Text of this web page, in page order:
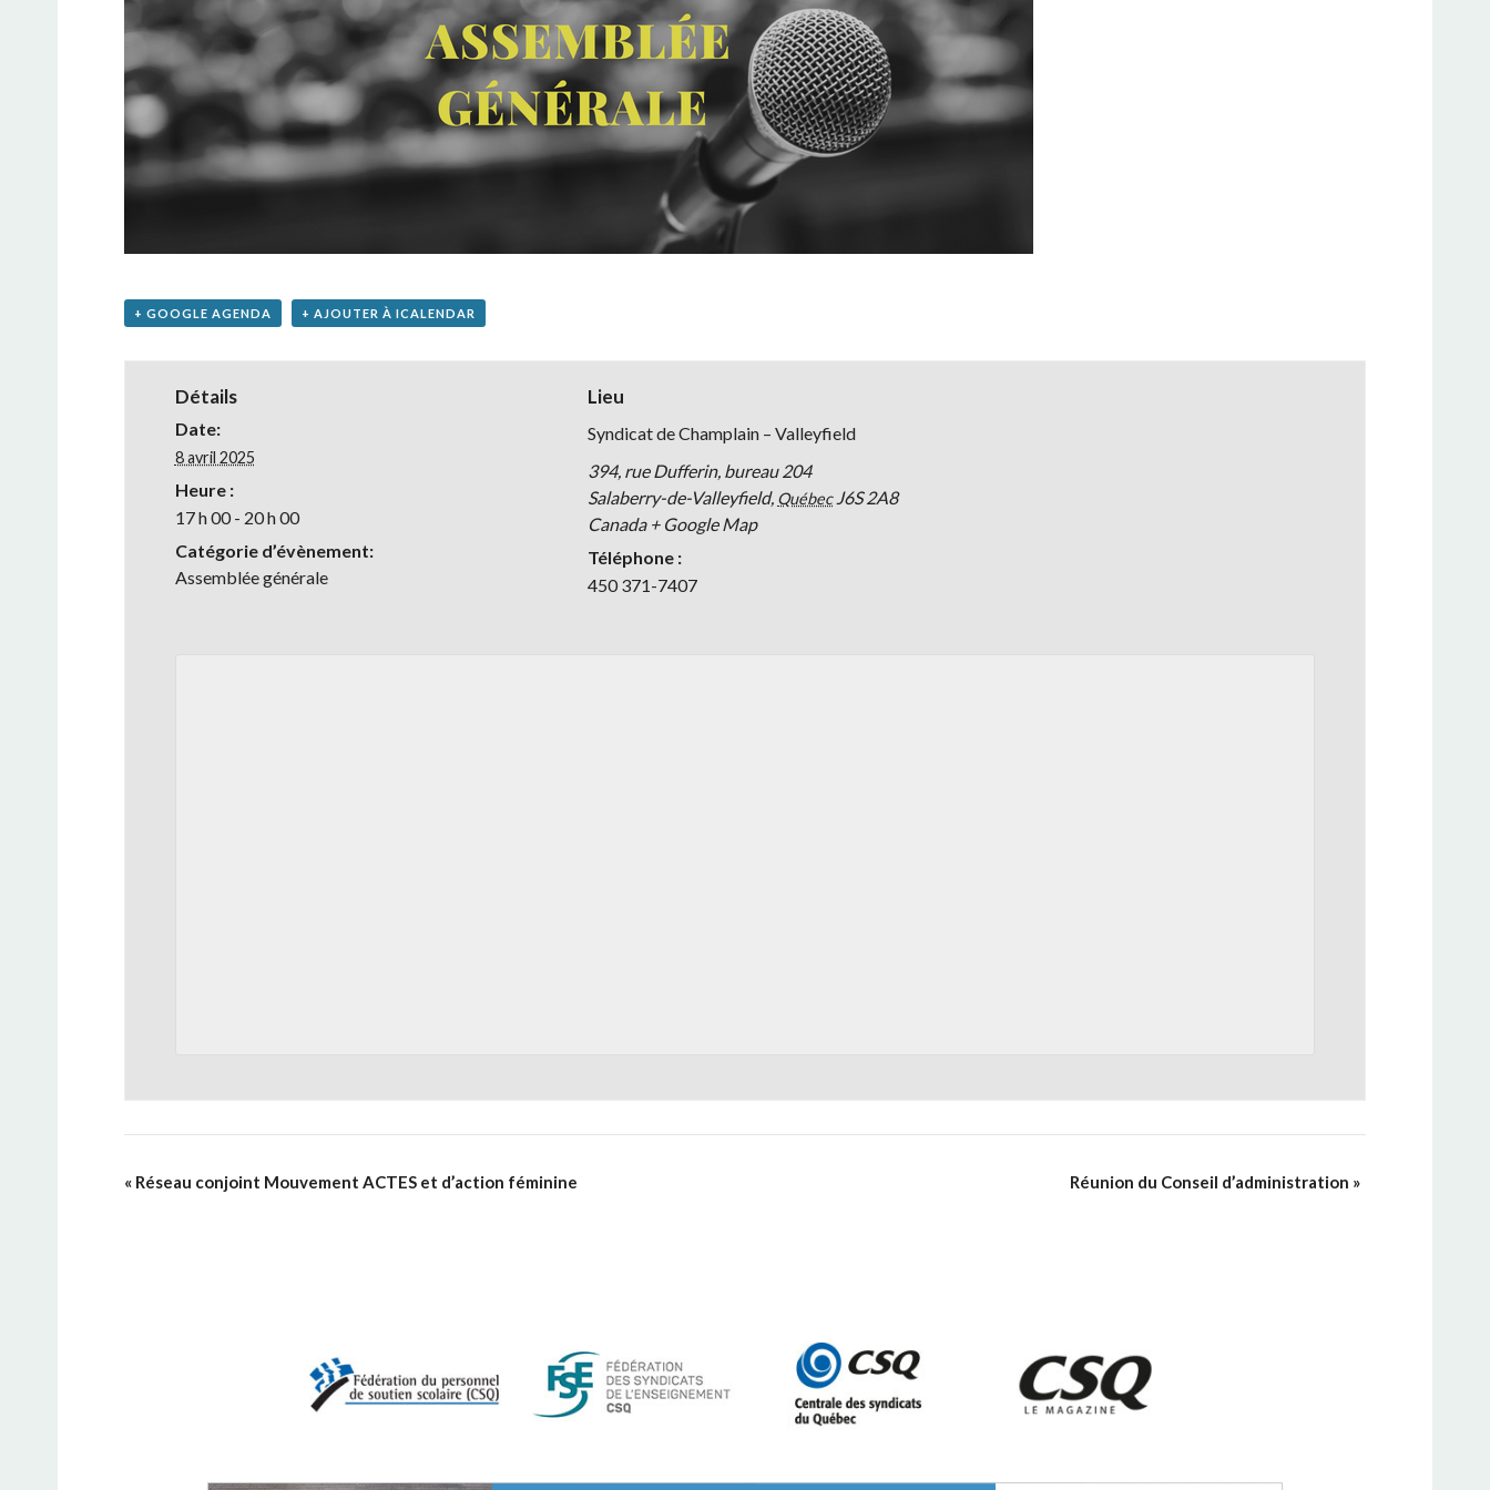
SONDAGES
ZONE CONCOURS
FOIRE AUX QUESTIONS
MALADIES RESPIRATOIRES
ACTIVITÉS FONDS DE SOLIDARITÉ FTQ
BOURSES ROBERT-FERLAND
INFOLETTRE, LES ARCHIVES
COMMUNIQUÉS
SANTÉ ET SÉCURITÉ DU TRAVAIL
MOUVEMENT ACTES-CSQ
+ GOOGLE AGENDA + AJOUTER À ICALENDAR
Détails
Date:
8 avril 2025
Heure :
17 h 00 - 20 h 00
Catégorie d’évènement:
Assemblée générale
Lieu
Syndicat de Champlain – Valleyfield
394, rue Dufferin, bureau 204
Salaberry-de-Valleyfield, Québec J6S 2A8
Canada + Google Map
Téléphone :
450 371-7407
« Réseau conjoint Mouvement ACTES et d’action féminine Réunion du Conseil d’administration »